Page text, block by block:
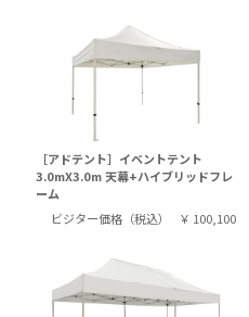
［アドテント］イベントテント
3.0mX3.0m 天幕+ハイブリッドフレ
ーム
ビジター価格（税込）
￥ 100,100